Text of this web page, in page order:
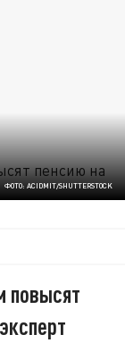
ФОТО: ACIDMIT/SHUTTERSTOCK
повысят